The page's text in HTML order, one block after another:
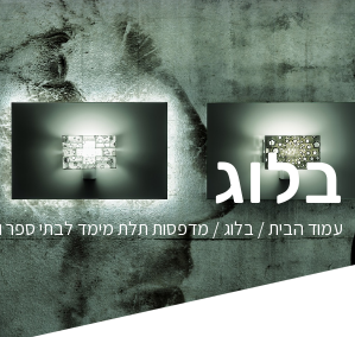
בלוג
עמוד הבית/בלוג/ מדפסות תלת מימד לבתי ספר